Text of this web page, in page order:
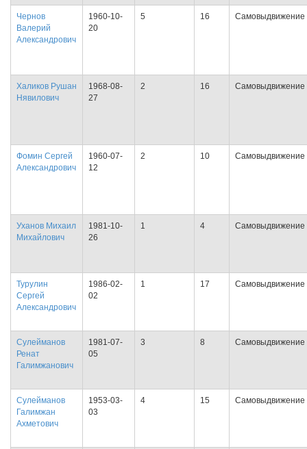
Чернов
Валерий
Александрович
1960-10-
20
5 16 Самовыдвижение
Халиков Рушан
Нявилович
1968-08-
27
2 16 Самовыдвижение
Фомин Сергей
Александрович
1960-07-
12
2 10 Самовыдвижение
Уханов Михаил
Михайлович
1981-10-
26
1 4 Самовыдвижение
Турулин
Сергей
Александрович
1986-02-
02
1 17 Самовыдвижение
Сулейманов
Ренат
Галимжанович
1981-07-
05
3 8 Самовыдвижение
Сулейманов
Галимжан
Ахметович
1953-03-
03
4 15 Самовыдвижение